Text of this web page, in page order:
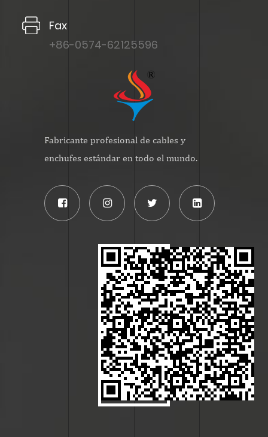
Fax
+86-0574-62125596
Fabricante profesional de cables y
enchufes estándar en todo el mundo.